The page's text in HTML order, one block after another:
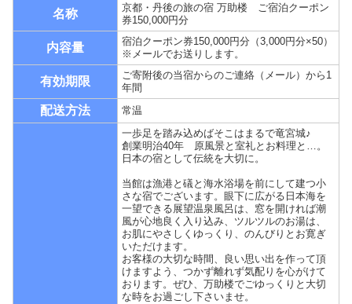
名称
京都・丹後の旅の宿 万助楼 ご宿泊クーポン
券150,000円分
内容量
宿泊クーポン券150,000円分（3,000円分×50）
※メールでお送りします。
有効期限
ご寄附後の当宿からのご連絡（メール）から1
年間
配送方法 常温
一歩足を踏み込めばそこはまるで竜宮城♪
創業明治40年 原風景と室礼とお料理と…。
日本の宿として伝統を大切に。
当館は漁港と礒と海水浴場を前にして建つ小
さな宿でございます。眼下に広がる日本海を
一望できる展望温泉風呂は、窓を開ければ潮
風が心地良く入り込み、ツルツルのお湯は、
お肌にやさしくゆっくり、のんびりとお寛ぎ
いただけます。
お客様の大切な時間、良い思い出を作って頂
けますよう、つかず離れず気配りを心がけて
おります。ぜひ、万助楼でごゆっくりと大切
な時をお過ごし下さいませ。